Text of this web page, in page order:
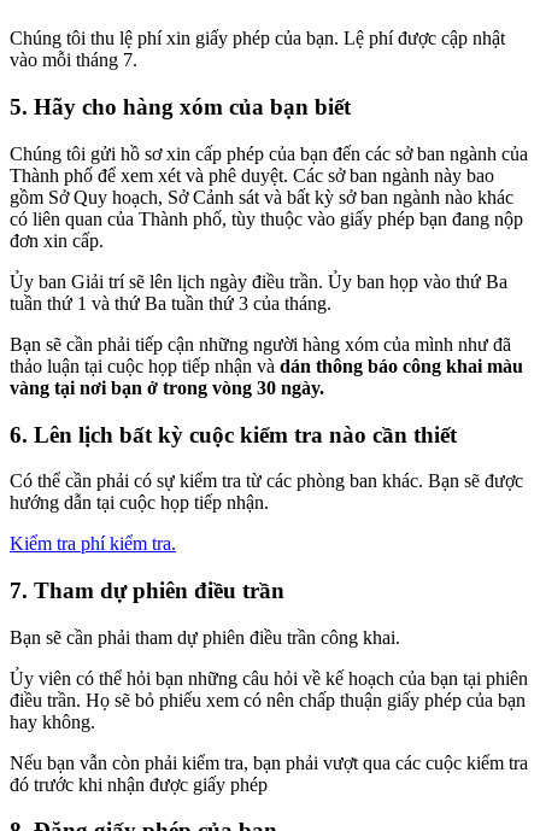
Chúng tôi thu lệ phí xin giấy phép của bạn. Lệ phí được cập nhật
vào mỗi tháng 7.
5. Hãy cho hàng xóm của bạn biết
Chúng tôi gửi hồ sơ xin cấp phép của bạn đến các sở ban ngành của
Thành phố để xem xét và phê duyệt. Các sở ban ngành này bao
gồm Sở Quy hoạch, Sở Cảnh sát và bất kỳ sở ban ngành nào khác
có liên quan của Thành phố, tùy thuộc vào giấy phép bạn đang nộp
đơn xin cấp.
Ủy ban Giải trí sẽ lên lịch ngày điều trần. Ủy ban họp vào thứ Ba
tuần thứ 1 và thứ Ba tuần thứ 3 của tháng.
Bạn sẽ cần phải tiếp cận những người hàng xóm của mình như đã
thảo luận tại cuộc họp tiếp nhận và dán thông báo công khai màu
vàng tại nơi bạn ở trong vòng 30 ngày.
6. Lên lịch bất kỳ cuộc kiểm tra nào cần thiết
Có thể cần phải có sự kiểm tra từ các phòng ban khác. Bạn sẽ được
hướng dẫn tại cuộc họp tiếp nhận.
Kiểm tra phí kiểm tra.
7. Tham dự phiên điều trần
Bạn sẽ cần phải tham dự phiên điều trần công khai.
Ủy viên có thể hỏi bạn những câu hỏi về kế hoạch của bạn tại phiên
điều trần. Họ sẽ bỏ phiếu xem có nên chấp thuận giấy phép của bạn
hay không.
Nếu bạn vẫn còn phải kiểm tra, bạn phải vượt qua các cuộc kiểm tra
đó trước khi nhận được giấy phép